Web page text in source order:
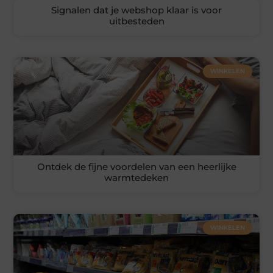
Signalen dat je webshop klaar is voor
uitbesteden
WINKELEN
Ontdek de fijne voordelen van een heerlijke
warmtedeken
WINKELEN